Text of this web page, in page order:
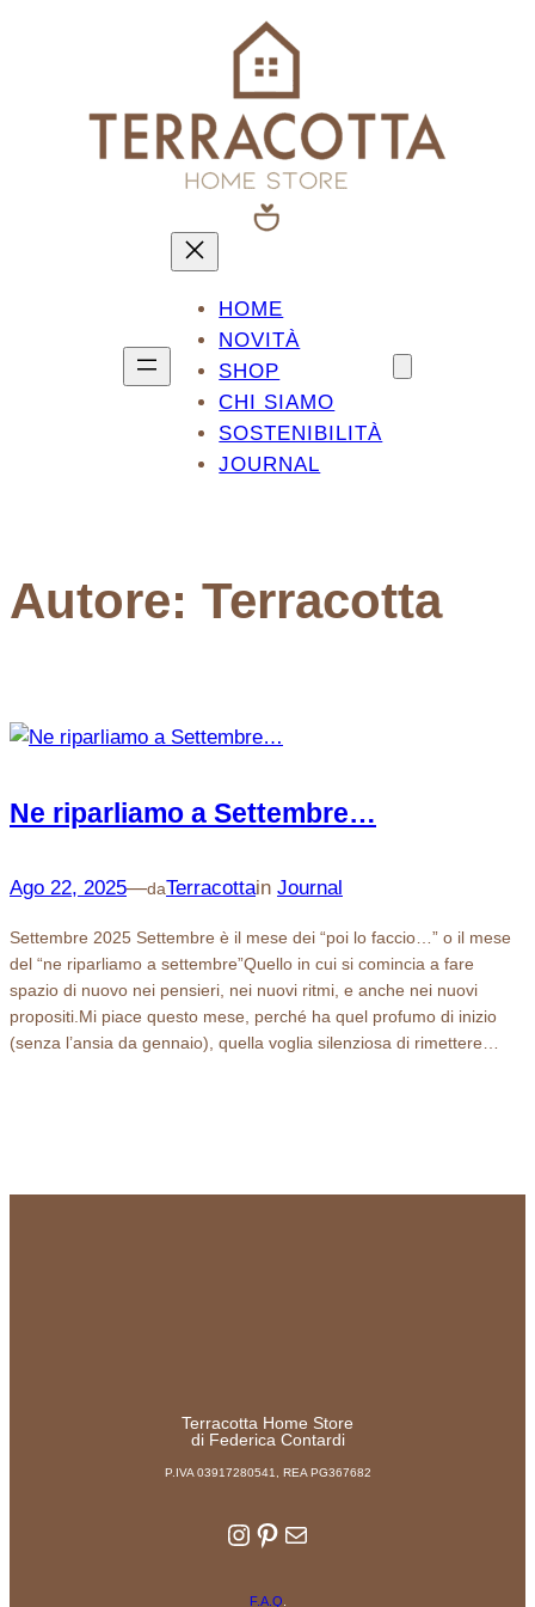
HOME
NOVITÀ
SHOP
CHI SIAMO
SOSTENIBILITÀ
JOURNAL
Autore: Terracotta
Ne riparliamo a Settembre…
Ago 22, 2025—daTerracottain Journal
Settembre 2025 Settembre è il mese dei “poi lo faccio…” o il mese
del “ne riparliamo a settembre”Quello in cui si comincia a fare
spazio di nuovo nei pensieri, nei nuovi ritmi, e anche nei nuovi
propositi.Mi piace questo mese, perché ha quel profumo di inizio
(senza l’ansia da gennaio), quella voglia silenziosa di rimettere…
Terracotta Home Store
di Federica Contardi
P.IVA 03917280541, REA PG367682
Instagram Pinterest Email
F.A.Q